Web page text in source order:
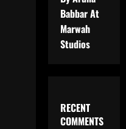
Babbar At
Marwah
Studios
RECENT
COMMENTS